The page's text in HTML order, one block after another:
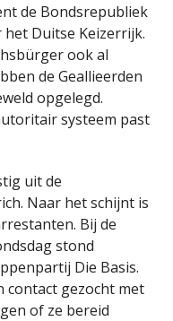
de Bondsrepubliek
Duitse Keizerrijk.
ook al
de Geallieerden
opgelegd.
systeem past
uit de
Naar het schijnt is
Bij de
stond
Die Basis.
contact gezocht met
of ze bereid